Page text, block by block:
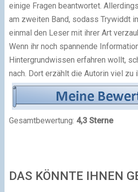
einige Fragen beantwortet.
am zweiten Band, sodass Trywiddt
einmal den Leser mit ihrer Art
Wenn ihr noch spannende
Hintergrundwissen erfahren wollt,
nach. Dort erzählt die Autorin viel zu
Gesamtbewertung: 4,3 Sterne
DAS KÖNNTE IHNEN